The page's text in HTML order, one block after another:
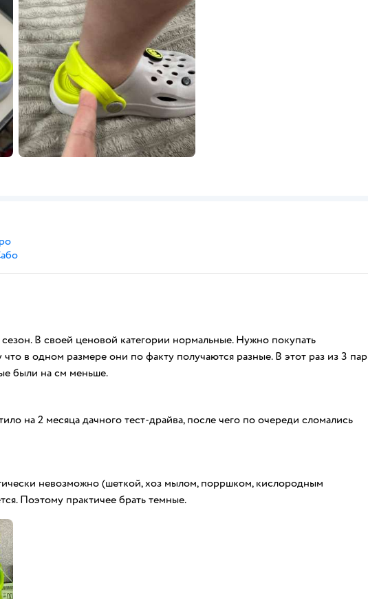
В своей ценовой категории нормальные. Нужно покупать
в одном размере они по факту получаются разные. В этот раз из 3 пар
были на см меньше.
на 2 месяца дачного тест-драйва, после чего по очереди сломались
невозможно (шеткой, хоз мылом, порршком, кислородным
Поэтому практичее брать темные.